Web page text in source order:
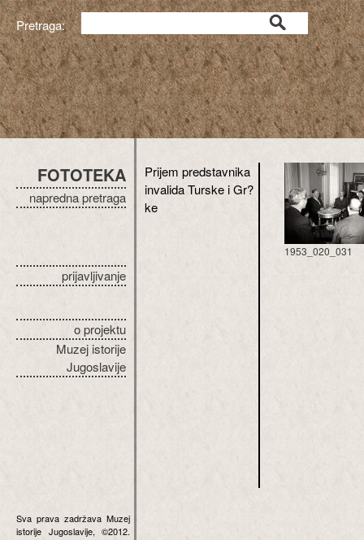
Pretraga:
FOTOTEKA
napredna pretraga
prijavljivanje
o projektu
Muzej istorije
Jugoslavije
Sva prava zadržava Muzej
istorije Jugoslavije, ©2012.
Prijem predstavnika
invalida Turske i Gr?
ke
1953_020_031